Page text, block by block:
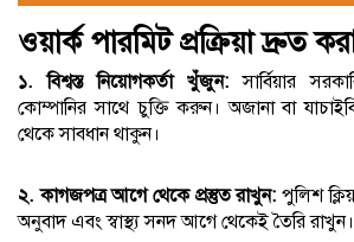
ওয়ার্ক পারমিট প্রক্রিয়া দ্রুত
১. বিশ্বস্ত নিয়োগকর্তা খুঁজুন: সার্বিয়ার
কোম্পানির সাথে চুক্তি করুন। অজানা বা
থেকে সাবধান থাকুন।
২. কাগজপত্র আগে থেকে প্রস্তুত রাখুন: পুলিশ
অনুবাদ এবং স্বাস্থ্য সনদ আগে থেকেই তৈরি রাখুন।